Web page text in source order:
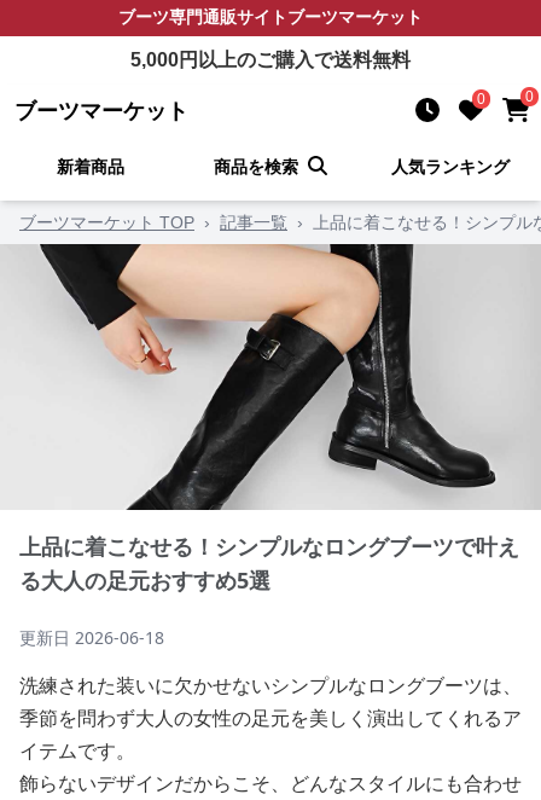
ブーツ専門通販サイトブーツマーケット
5,000円以上のご購入で送料無料
ブーツマーケット 0 0
新着商品 商品を検索 人気ランキング
ブーツマーケット TOP › 記事一覧 › 上品に着こなせる！シンプ
上品に着こなせる！シンプルなロングブーツで叶え
る大人の足元おすすめ5選
更新日 2026-06-18
洗練された装いに欠かせないシンプルなロングブーツは、
季節を問わず大人の女性の足元を美しく演出してくれるア
イテムです。
飾らないデザインだからこそ、どんなスタイルにも合わせ